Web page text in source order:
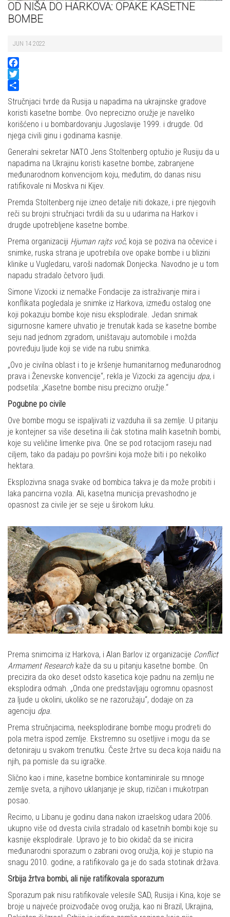
OD NIŠA DO HARKOVA: OPAKE KASETNE
BOMBE
JUN 14 2022
Facebook
Twitter
Share
Stručnjaci tvrde da Rusija u napadima na ukrajinske gradove
koristi kasetne bombe. Ovo neprecizno oružje je naveliko
korišćeno i u bombardovanju Jugoslavije 1999. i drugde. Od
njega civili ginu i godinama kasnije.
Generalni sekretar NATO Jens Stoltenberg optužio je Rusiju da u
napadima na Ukrajinu koristi kasetne bombe, zabranjene
međunarodnom konvencijom koju, međutim, do danas nisu
ratifikovale ni Moskva ni Kijev.
Premda Stoltenberg nije izneo detalje niti dokaze, i pre njegovih
reči su brojni stručnjaci tvrdili da su u udarima na Harkov i
drugde upotrebljene kasetne bombe.
Prema organizaciji Hjuman rajts voč, koja se poziva na očevice i
snimke, ruska strana je upotrebila ove opake bombe i u blizini
klinike u Vugledaru, varoši nadomak Donjecka. Navodno je u tom
napadu stradalo četvoro ljudi.
Simone Vizocki iz nemačke Fondacije za istraživanje mira i
konflikata pogledala je snimke iz Harkova, između ostalog one
koji pokazuju bombe koje nisu eksplodirale. Jedan snimak
sigurnosne kamere uhvatio je trenutak kada se kasetne bombe
seju nad jednom zgradom, uništavaju automobile i možda
povređuju ljude koji se vide na rubu snimka.
„Ovo je civilna oblast i to je kršenje humanitarnog međunarodnog
prava i Ženevske konvencije“, rekla je Vizocki za agenciju dpa, i
podsetila: „Kasetne bombe nisu precizno oružje.“
Pogubne po civile
Ove bombe mogu se ispaljivati iz vazduha ili sa zemlje. U pitanju
je kontejner sa više desetina ili čak stotina malih kasetnih bombi,
koje su veličine limenke piva. One se pod rotacijom raseju nad
ciljem, tako da padaju po površini koja može biti i po nekoliko
hektara.
Eksplozivna snaga svake od bombica takva je da može probiti i
laka pancirna vozila. Ali, kasetna municija prevashodno je
opasnost za civile jer se seje u širokom luku.
Prema snimcima iz Harkova, i Alan Barlov iz organizacije Conflict
Armament Research kaže da su u pitanju kasetne bombe. On
precizira da oko deset odsto kasetica koje padnu na zemlju ne
eksplodira odmah. „Onda one predstavljaju ogromnu opasnost
za ljude u okolini, ukoliko se ne razoružaju“, dodaje on za
agenciju dpa.
Prema stručnjacima, neeksplodirane bombe mogu prodreti do
pola metra ispod zemlje. Ekstremno su osetljive i mogu da se
detoniraju u svakom trenutku. Česte žrtve su deca koja naiđu na
njih, pa pomisle da su igračke.
Slično kao i mine, kasetne bombice kontaminirale su mnoge
zemlje sveta, a njihovo uklanjanje je skup, rizičan i mukotrpan
posao.
Recimo, u Libanu je godinu dana nakon izraelskog udara 2006.
ukupno više od dvesta civila stradalo od kasetnih bombi koje su
kasnije eksplodirale. Upravo je to bio okidač da se inicira
međunarodni sporazum o zabrani ovog oružja, koji je stupio na
snagu 2010. godine, a ratifikovalo ga je do sada stotinak država.
Srbija žrtva bombi, ali nije ratifikovala sporazum
Sporazum pak nisu ratifikovale velesile SAD, Rusija i Kina, koje se
broje u najveće proizvođače ovog oružja, kao ni Brazil, Ukrajina,